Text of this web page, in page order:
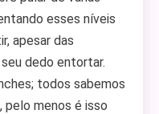
esses níveis
apesar das
dedo entortar.
todos sabemos
pelo menos é isso